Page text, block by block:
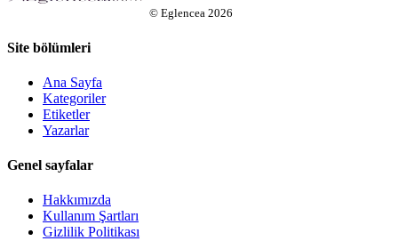
© Eglencea 2026
Site bölümleri
Ana Sayfa
Kategoriler
Etiketler
Yazarlar
Genel sayfalar
Hakkımızda
Kullanım Şartları
Gizlilik Politikası